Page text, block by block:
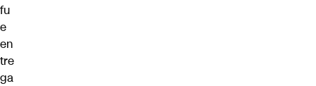
fu
e
en
tre
ga